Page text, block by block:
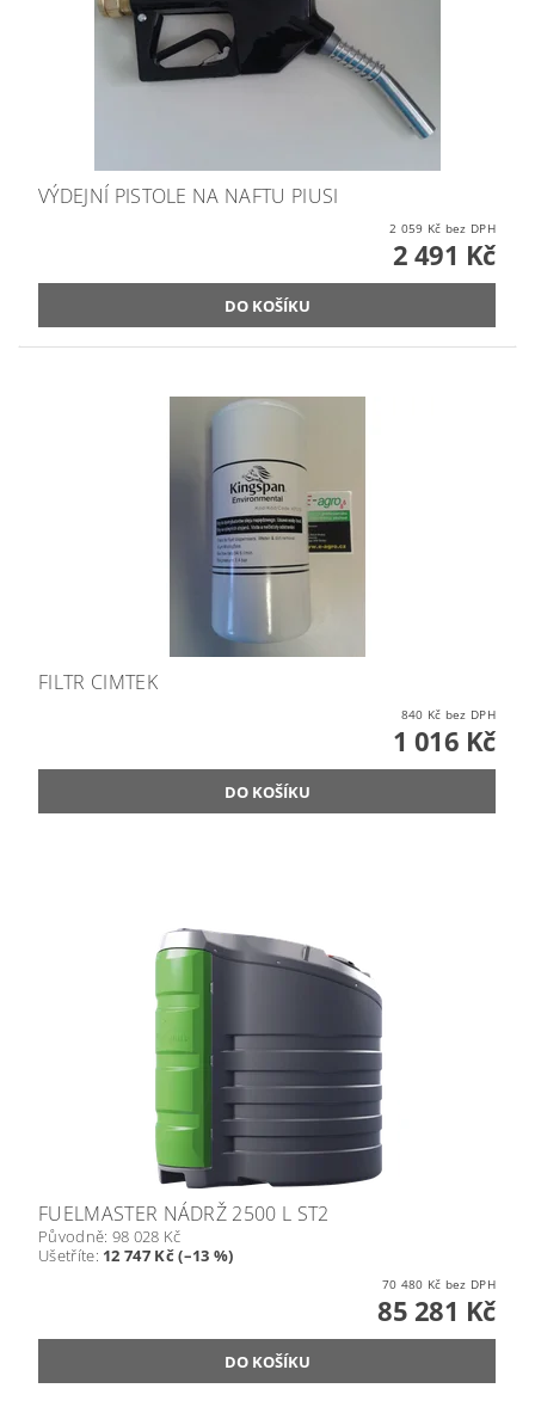
VÝDEJNÍ PISTOLE NA NAFTU PIUSI
2 059 Kč bez DPH
2 491 Kč
FILTR CIMTEK
840 Kč bez DPH
1 016 Kč
FUELMASTER NÁDRŽ 2500 L ST2
Původně: 98 028 Kč
Ušetříte: 12 747 Kč (–13 %)
70 480 Kč bez DPH
85 281 Kč